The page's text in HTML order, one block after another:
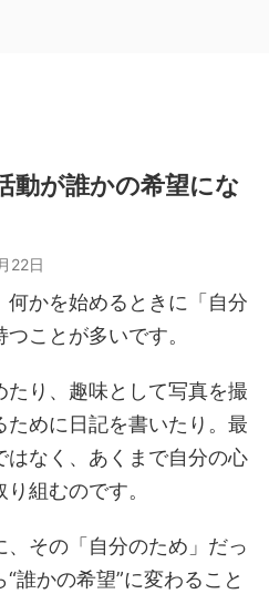
動が誰かの希望にな
22日
かを始めるときに「自分
ことが多いです。
り、趣味として写真を撮
ために日記を書いたり。最
なく、あくまで自分の心
組むのです。
、その「自分のため」だっ
誰かの希望”に変わること